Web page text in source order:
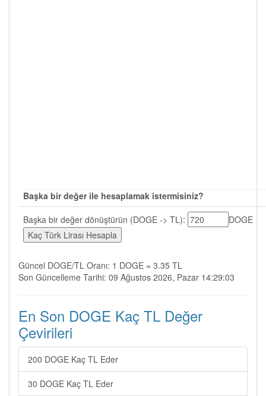
Başka bir değer ile hesaplamak istermisiniz?
Başka bir değer dönüştürün (DOGE -> TL):
DOGE
Güncel DOGE/TL Oranı: 1 DOGE = 3.35 TL
Son Güncelleme Tarihi: 09 Ağustos 2026, Pazar 14:29:03
En Son DOGE Kaç TL Değer
Çevirileri
200 DOGE Kaç TL Eder
30 DOGE Kaç TL Eder